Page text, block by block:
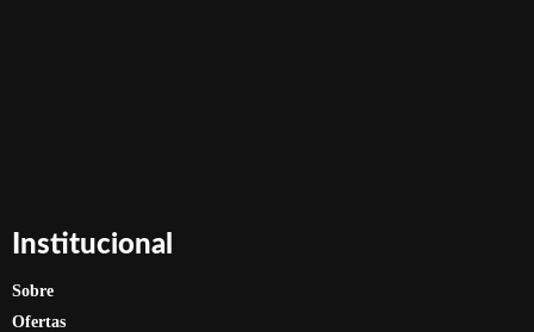
Institucional
Sobre
Ofertas